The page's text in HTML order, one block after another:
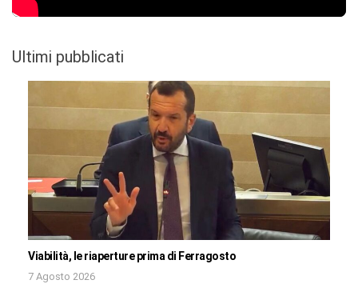
Ultimi pubblicati
Viabilità, le riaperture prima di Ferragosto
7 Agosto 2026